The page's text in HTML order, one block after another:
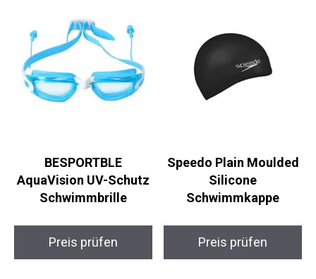
BESPORTBLE
AquaVision UV-Schutz
Schwimmbrille
Preis prüfen
Speedo Plain Moulded
Silicone
Schwimmkappe
Preis prüfen